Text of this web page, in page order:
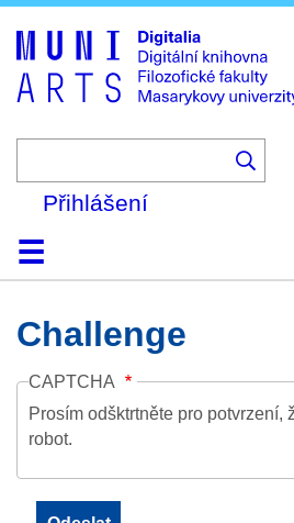
to
main
Přihlášení
DomůKolekce
Prohlížení
Vyhledávání
O platformě
Nápověda
Kontakt
Challenge
CAPTCHA
Prosím odšktrtněte pro potvrzení,
robot.